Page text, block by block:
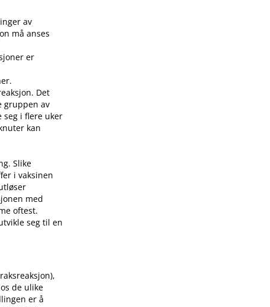
av
må anses
er
Det
gruppen av
seg i flere uker
kan
Slike
i vaksinen
med
oftest.
seg til en
de ulike
er å